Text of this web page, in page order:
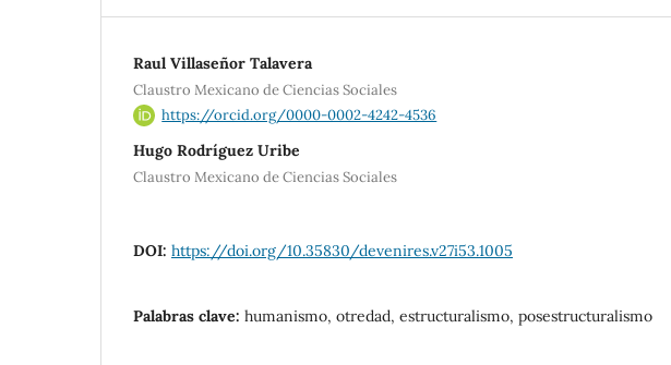
Raul Villaseñor Talavera
Claustro Mexicano de Ciencias Sociales
https://orcid.org/0000-0002-4242-4536
Hugo Rodríguez Uribe
Claustro Mexicano de Ciencias Sociales
DOI: https://doi.org/10.35830/devenires.v27i53.1005
Palabras clave: humanismo, otredad, estructuralismo, posestructuralismo